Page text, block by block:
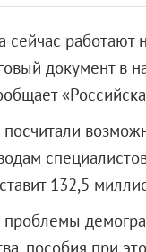
работают
документ в
132,5
пособия при